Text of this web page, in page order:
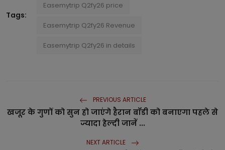
Tags:
Easemytrip Q2fy26 price
Easemytrip Q2fy26 Revenue
Easemytrip Q2fy26 in details
PREVIOUS ARTICLE
खजूर के गुणों को सुन हो जाएंगे हैरान बॉडी को बनाएगा पहले से
ज्यादा हेल्दी जानें ...
NEXT ARTICLE